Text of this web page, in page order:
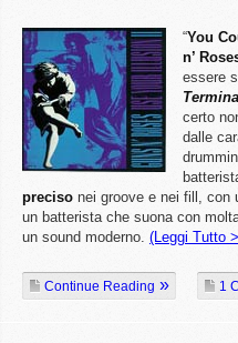
“You
n’
essere
certo
dalle
preciso nei groove e nei fill, con
un batterista che suona con
un sound moderno. (Leggi Tutto
Continue Reading 1